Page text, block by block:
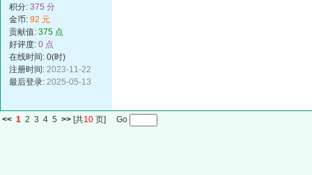
积分: 375 分
金币: 92 元
贡献值: 375 点
好评度: 0 点
在线时间: 0(时)
注册时间: 2023-11-22
最后登录: 2025-05-13
<< 1 2 3 4 5 >> [共10 页] Go